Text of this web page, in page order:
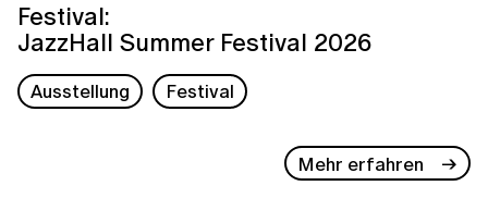
Festival:
JazzHall Summer Festival 2026
Ausstellung Festival
Mehr erfahren